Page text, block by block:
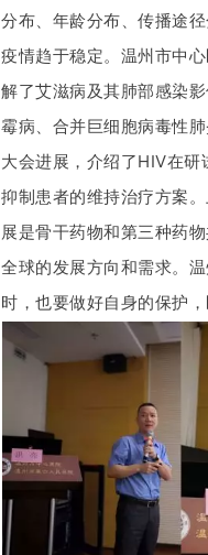
分布、年龄分布、传播途
疫情趋于稳定。温州市中
解了艾滋病及其肺部感染
霉病、合并巨细胞病毒性
大会进展，介绍了HIV在
抑制患者的维持治疗方案
展是骨干药物和第三种药
全球的发展方向和需求。
时，也要做好自身的保护